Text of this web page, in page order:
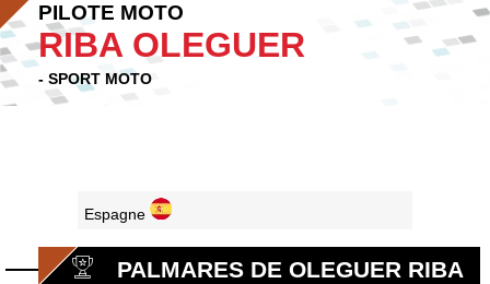
PILOTE MOTO
RIBA OLEGUER
- SPORT MOTO
Espagne
PALMARES DE OLEGUER RIBA